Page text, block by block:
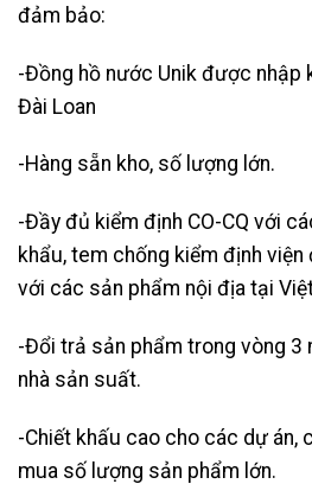
đảm bảo:
-Đồng hồ nước Unik được nhập
Đài Loan
-Hàng sẵn kho, số lượng lớn.
-Đầy đủ kiểm định CO-CQ với
khẩu, tem chống kiểm định
với các sản phẩm nội địa tại
-Đổi trả sản phẩm trong vòng 3
nhà sản suất.
-Chiết khấu cao cho các dự án,
mua số lượng sản phẩm lớn.